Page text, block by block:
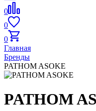
0
0
0
Главная
Бренды
PATHOM ASOKE
PATHOM